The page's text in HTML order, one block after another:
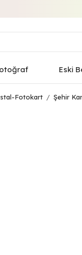
Eski
Fotokart / Şehir